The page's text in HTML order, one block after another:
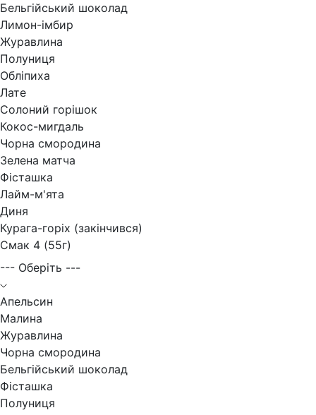
Бельгійський шоколад
Лимон-імбир
Журавлина
Полуниця
Обліпиха
Лате
Солоний горішок
Кокос-мигдаль
Чорна смородина
Зелена матча
Фісташка
Лайм-м'ята
Диня
Курага-горіх (закінчився)
Смак 4 (55г)
--- Оберіть ---
Апельсин
Малина
Журавлина
Чорна смородина
Бельгійський шоколад
Фісташка
Полуниця